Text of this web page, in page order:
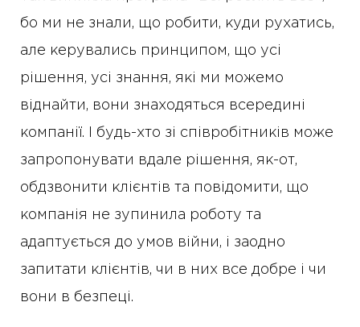
бо ми не знали, що робити, куди рухатись,
але керувались принципом, що усі
рішення, усі знання, які ми можемо
віднайти, вони знаходяться всередині
компанії. І будь-хто зі співробітників може
запропонувати вдале рішення, як-от,
обдзвонити клієнтів та повідомити, що
компанія не зупинила роботу та
адаптується до умов війни, і заодно
запитати клієнтів, чи в них все добре і чи
вони в безпеці.